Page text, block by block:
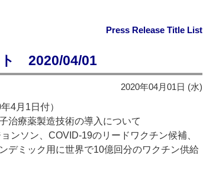
Press Release Title List
ト 2020/04/01
2020年04月01日 (水)
4月1日付）
治療薬製造技術の導入について
ンソン、COVID-19のリードワクチン候補、
デミック用に世界で10億回分のワクチン供給